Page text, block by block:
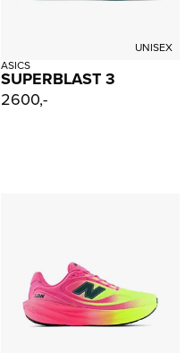
UNISEX
ASICS
SUPERBLAST 3
2600,-